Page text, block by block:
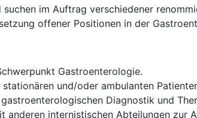
im Auftrag verschiedener
offener Positionen in der
Gastroenterologie.
und/oder ambulanten
Diagnostik und
anderen internistischen Abteilungen zur